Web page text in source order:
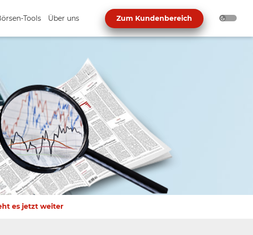
Tools Über uns Zum Kundenbereich
es jetzt weiter